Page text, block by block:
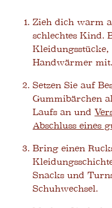
Zieh dich warm
schlechtes Kind.
Kleidungsstücke,
Handwärmer mit.
Setzen Sie auf
Gummibärchen
Laufs an und
Abschluss eines
Bring einen
Snacks und
Schuhwechsel.